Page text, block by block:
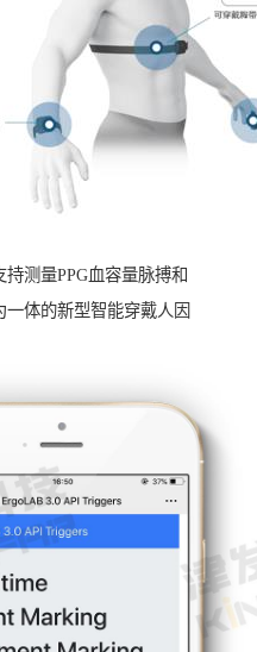
测量PPG血容量脉搏和
一体的新型智能穿戴人因